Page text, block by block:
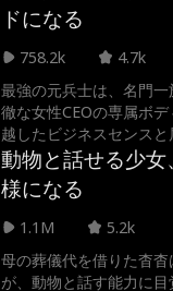
ドになる
758.2k
4.7k
最強の元兵士は、名門
徹な女性CEOの専属ボ
越したビジネスセンス
に、彼女を幾度となく危
その代償として、より巨
れていく。やがて二人は
な競争と陰謀を完全に打
動物と話せる少
様になる
1.1M
5.2k
母の葬儀代を借りた杳
が、動物と話す能力に